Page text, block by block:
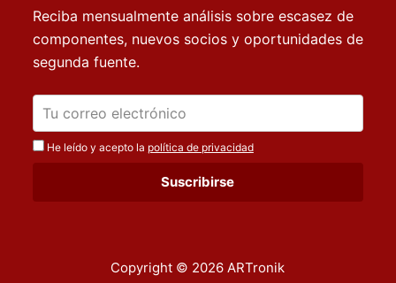
Reciba mensualmente análisis sobre escasez de
componentes, nuevos socios y oportunidades de
segunda fuente.
He leído y acepto la política de privacidad
Copyright © 2026 ARTronik